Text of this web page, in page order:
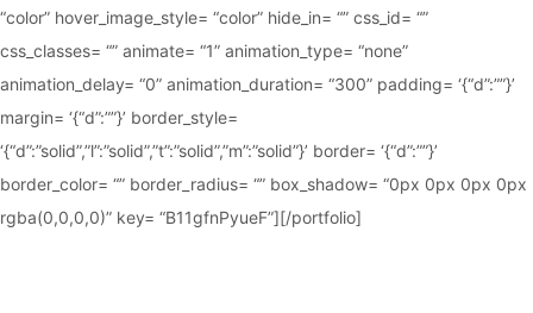
“color” hover_image_style= “color” hide_in= “” css_id= “”
css_classes= “” animate= “1” animation_type= “none”
animation_delay= “0” animation_duration= “300” padding= ‘{“d”:””}’
margin= ‘{“d”:””}’ border_style=
‘{“d”:”solid”,”l”:”solid”,”t”:”solid”,”m”:”solid”}’ border= ‘{“d”:””}’
border_color= “” border_radius= “” box_shadow= “0px 0px 0px 0px
rgba(0,0,0,0)” key= “B11gfnPyueF”][/portfolio]